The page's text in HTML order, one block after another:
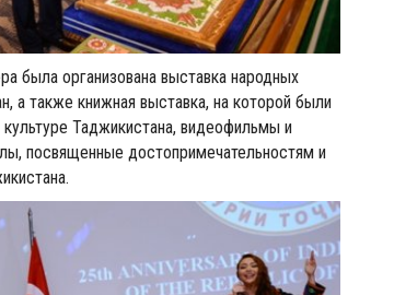
была организована выставка народных
а также книжная выставка, на которой были
Таджикистана, видеофильмы и
посвященные достопримечательностям и